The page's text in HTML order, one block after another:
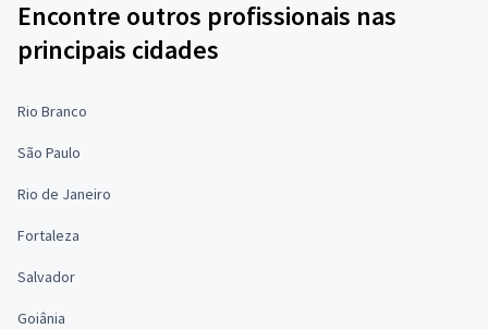
Encontre outros profissionais nas
principais cidades
Rio Branco
São Paulo
Rio de Janeiro
Fortaleza
Salvador
Goiânia